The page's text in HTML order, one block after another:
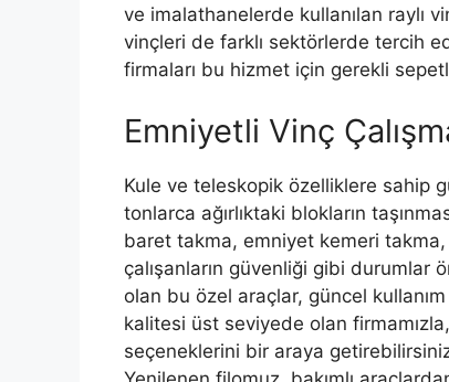
ve imalathanelerde kullanılan raylı
vinçleri de farklı sektörlerde tercih
firmaları bu hizmet için gerekli
Emniyetli Vinç
Kule ve teleskopik özelliklere sahip
tonlarca ağırlıktaki blokların
baret takma, emniyet kemeri
çalışanların güvenliği gibi durumlar
olan bu özel araçlar, güncel
kalitesi üst seviyede olan
seçeneklerini bir araya